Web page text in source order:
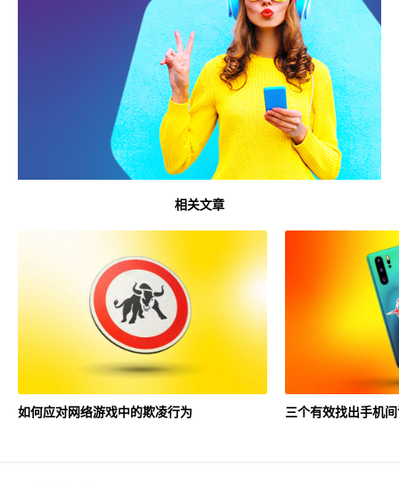
相关文章
如何应对网络游戏中的欺凌行为 三个有效找出手机